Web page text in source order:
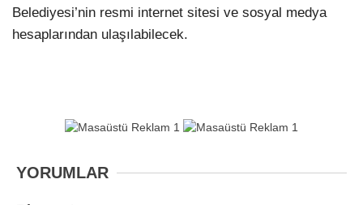
Belediyesi’nin resmi internet sitesi ve sosyal medya
hesaplarından ulaşılabilecek.
YORUMLAR